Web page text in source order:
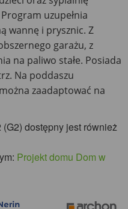
uzupełnia
wannę i prysznic. Z
garażu, z
na paliwo stałe. Posiada
Na poddaszu
zaadaptować na
dostępny jest również
Projekt domu Dom w